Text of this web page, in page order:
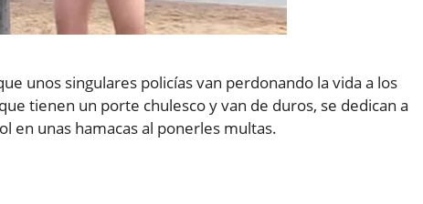
unos singulares policías van perdonando la vida a los
tienen un porte chulesco y van de duros, se dedican a
en unas hamacas al ponerles multas.